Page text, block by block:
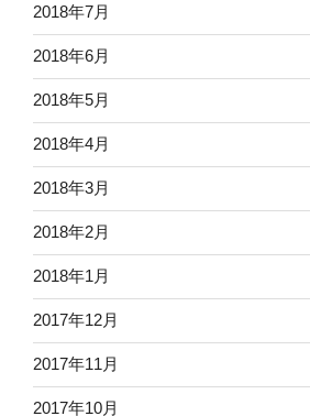
2018年7月
2018年6月
2018年5月
2018年4月
2018年3月
2018年2月
2018年1月
2017年12月
2017年11月
2017年10月